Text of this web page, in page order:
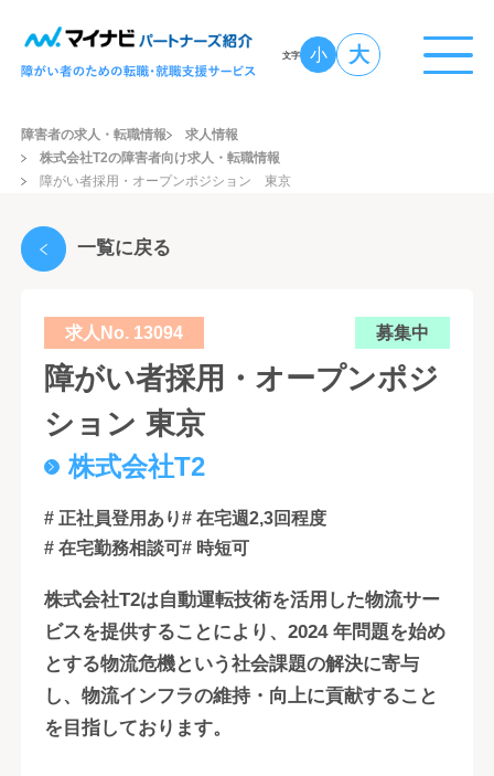
文字 小 大
障害者の求人・転職情報
求人情報
株式会社T2の障害者向け求人・転職情報
障がい者採用・オープンポジション 東京
一覧に戻る
求人No. 13094 募集中
障がい者採用・オープンポジ
ション 東京
株式会社T2
# 正社員登用あり# 在宅週2,3回程度
# 在宅勤務相談可# 時短可
株式会社T2は自動運転技術を活用した物流サー
ビスを提供することにより、2024 年問題を始め
とする物流危機という社会課題の解決に寄与
し、物流インフラの維持・向上に貢献すること
を目指しております。